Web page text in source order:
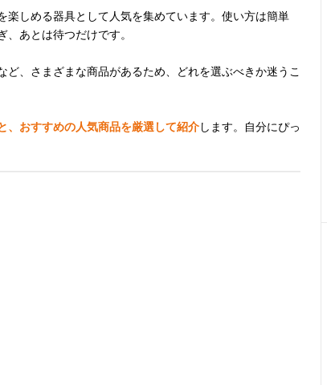
楽しめる器具として人気を集めています。使い方は簡単
あとは待つだけです。
、さまざまな商品があるため、どれを選ぶべきか迷うこ
、おすすめの人気商品を厳選して紹介します。自分にぴっ